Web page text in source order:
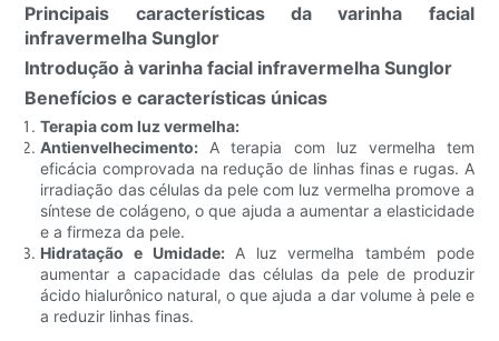
Principais características da varinha facial
infravermelha Sunglor
Introdução à varinha facial infravermelha Sunglor
Benefícios e características únicas
Terapia com luz vermelha:
Antienvelhecimento: A terapia com luz vermelha tem
eficácia comprovada na redução de linhas finas e rugas. A
irradiação das células da pele com luz vermelha promove a
síntese de colágeno, o que ajuda a aumentar a elasticidade
e a firmeza da pele.
Hidratação e Umidade:A luz vermelha também pode
aumentar a capacidade das células da pele de produzir
ácido hialurônico natural, o que ajuda a dar volume à pele e
a reduzir linhas finas.